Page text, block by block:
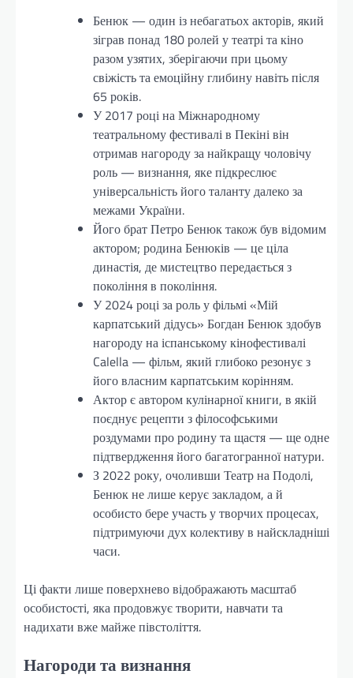
Бенюк — один із небагатьох акторів, який
зіграв понад 180 ролей у театрі та кіно
разом узятих, зберігаючи при цьому
свіжість та емоційну глибину навіть після
65 років.
У 2017 році на Міжнародному
театральному фестивалі в Пекіні він
отримав нагороду за найкращу чоловічу
роль — визнання, яке підкреслює
універсальність його таланту далеко за
межами України.
Його брат Петро Бенюк також був відомим
актором; родина Бенюків — це ціла
династія, де мистецтво передається з
покоління в покоління.
У 2024 році за роль у фільмі «Мій
карпатський дідусь» Богдан Бенюк здобув
нагороду на іспанському кінофестивалі
Calella — фільм, який глибоко резонує з
його власним карпатським корінням.
Актор є автором кулінарної книги, в якій
поєднує рецепти з філософськими
роздумами про родину та щастя — ще одне
підтвердження його багатогранної натури.
З 2022 року, очоливши Театр на Подолі,
Бенюк не лише керує закладом, а й
особисто бере участь у творчих процесах,
підтримуючи дух колективу в найскладніші
часи.
Ці факти лише поверхнево відображають масштаб
особистості, яка продовжує творити, навчати та
надихати вже майже півстоліття.
Нагороди та визнання